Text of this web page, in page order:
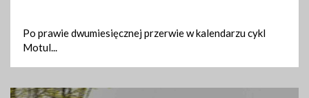
Po prawie dwumiesięcznej przerwie w kalendarzu cykl
Motul...